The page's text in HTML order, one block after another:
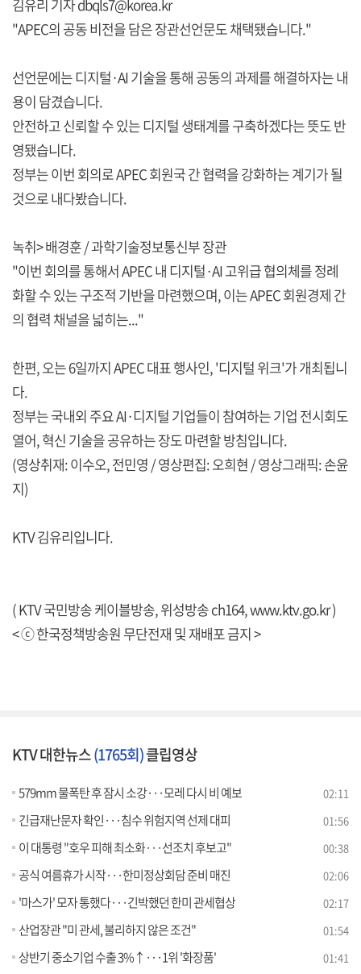
김유리 기자 dbqls7@korea.kr
"APEC의 공동 비전을 담은 장관선언문도 채택됐습니다."
선언문에는 디지털·AI 기술을 통해 공동의 과제를 해결하자는 내
용이 담겼습니다.
안전하고 신뢰할 수 있는 디지털 생태계를 구축하겠다는 뜻도 반
영됐습니다.
정부는 이번 회의로 APEC 회원국 간 협력을 강화하는 계기가 될
것으로 내다봤습니다.
녹취> 배경훈 / 과학기술정보통신부 장관
"이번 회의를 통해서 APEC 내 디지털·AI 고위급 협의체를 정례
화할 수 있는 구조적 기반을 마련했으며, 이는 APEC 회원경제 간
의 협력 채널을 넓히는..."
한편, 오는 6일까지 APEC 대표 행사인, '디지털 위크'가 개최됩니
다.
정부는 국내외 주요 AI·디지털 기업들이 참여하는 기업 전시회도
열어, 혁신 기술을 공유하는 장도 마련할 방침입니다.
(영상취재: 이수오, 전민영 / 영상편집: 오희현 / 영상그래픽: 손윤
지)
KTV 김유리입니다.
( KTV 국민방송 케이블방송, 위성방송 ch164,www.ktv.go.kr)
< ⓒ 한국정책방송원 무단전재 및 재배포 금지 >
KTV 대한뉴스(1765회)클립영상
579mm 물폭탄 후 잠시 소강···모레 다시 비 예보 02:11
긴급재난문자 확인···침수 위험지역 선제 대피 01:56
이 대통령 "호우 피해 최소화···선조치 후보고" 00:38
공식 여름휴가 시작···한미정상회담 준비 매진 02:06
'마스가' 모자 통했다···긴박했던 한미 관세협상 02:17
산업장관 "미 관세, 불리하지 않은 조건" 01:54
상반기 중소기업 수출 3%↑···1위 '화장품' 01:41